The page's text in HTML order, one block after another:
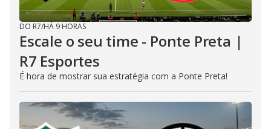
DO R7/HÁ 9 HORAS
Escale o seu time - Ponte Preta |
R7 Esportes
É hora de mostrar sua estratégia com a Ponte Preta!